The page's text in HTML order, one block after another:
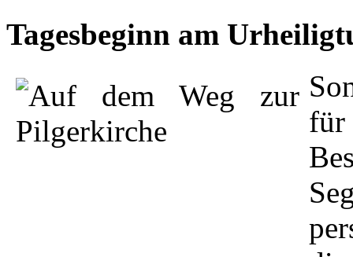
Tagesbeginn am